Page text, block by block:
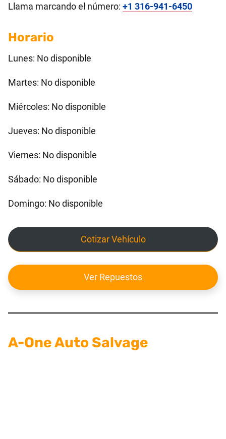
Llama marcando el número: +1 316-941-6450
Horario
Lunes: No disponible
Martes: No disponible
Miércoles: No disponible
Jueves: No disponible
Viernes: No disponible
Sábado: No disponible
Domingo: No disponible
Cotizar Vehículo
Ver Repuestos
A-One Auto Salvage